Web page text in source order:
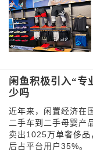
闲鱼积极引入“专
少吗
近年来，闲置经济在
二手车到二手母婴产
卖出1025万单奢侈
后占平台用户35%。